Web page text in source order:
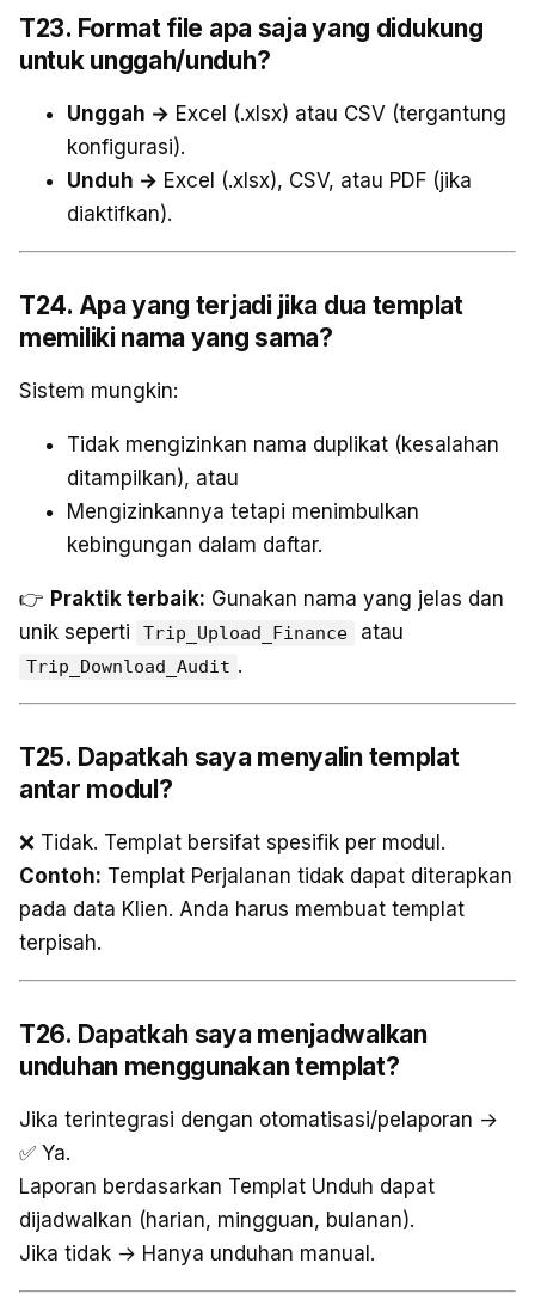
T23. Format file apa saja yang didukung
untuk unggah/unduh?
Unggah → Excel (.xlsx) atau CSV (tergantung
konfigurasi).
Unduh → Excel (.xlsx), CSV, atau PDF (jika
diaktifkan).
T24. Apa yang terjadi jika dua templat
memiliki nama yang sama?
Sistem mungkin:
Tidak mengizinkan nama duplikat (kesalahan
ditampilkan), atau
Mengizinkannya tetapi menimbulkan
kebingungan dalam daftar.
👉 Praktik terbaik: Gunakan nama yang jelas dan
unik seperti
Trip_Upload_Finance atau
Trip_Download_Audit .
T25. Dapatkah saya menyalin templat
antar modul?
❌ Tidak. Templat bersifat spesifik per modul.
Contoh: Templat Perjalanan tidak dapat diterapkan
pada data Klien. Anda harus membuat templat
terpisah.
T26. Dapatkah saya menjadwalkan
unduhan menggunakan templat?
Jika terintegrasi dengan otomatisasi/pelaporan →
✅ Ya.
Laporan berdasarkan Templat Unduh dapat
dijadwalkan (harian, mingguan, bulanan).
Jika tidak → Hanya unduhan manual.